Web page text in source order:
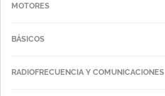
MOTORES
BÁSICOS
RADIOFRECUENCIA Y COMUNICACIONES